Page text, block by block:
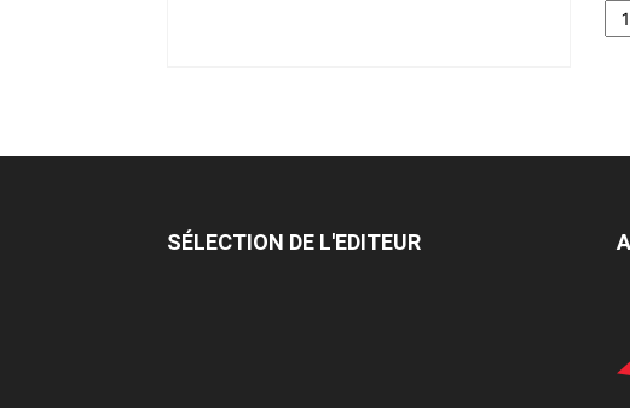
SÉLECTION DE L'EDITEUR